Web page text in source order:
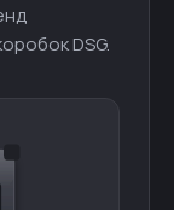
DSG.